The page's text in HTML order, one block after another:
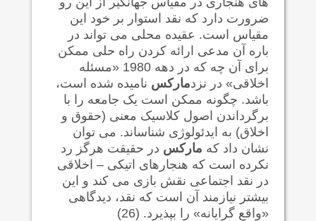
ضرورت دارد که نقد استوار بر خود این
مقیاس است. عقیده محلی می تواند در
باره آن مدعی ارائه کردن راه حلی ممکن
برای آن چه که در دهه 1980 «مسئله
اخلاقی» در نزدمارکس نامیده شده است،
باشد. چگونه ممکن است یک جامعه را با
برگرداندن اصول کلاسیک معنی (حقوق و
اخلاق) به ایدئولوژی شناساند. می توان
نشان داد که مارکس در حقیقت هرگز رد
نکرده است که هنجارهای اتیکی – اخلاقی
در نقد اجتماعی نقش بازی می کند و این
بیشتر نیازمند آن است که نقد، دیدگاهی
«واقع گرایانه» را بپذیرد. (26)